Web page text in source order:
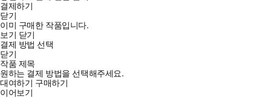
결제하기
닫기
이미 구매한 작품입니다.
보기 닫기
결제 방법 선택
닫기
작품 제목
원하는 결제 방법을 선택해주세요.
대여하기 구매하기
이어보기